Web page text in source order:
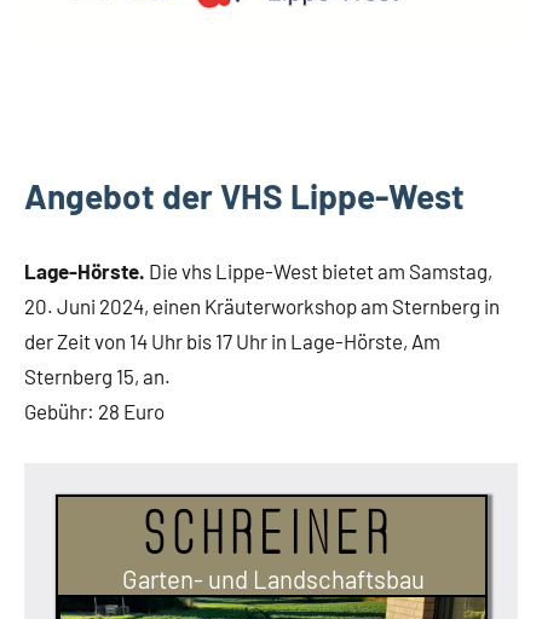
Angebot der VHS Lippe-West
Lage-Hörste. Die vhs Lippe-West bietet am Samstag,
20. Juni 2024, einen Kräuterworkshop am Sternberg in
der Zeit von 14 Uhr bis 17 Uhr in Lage-Hörste, Am
Sternberg 15, an.
Gebühr: 28 Euro
Schreiner
Garten- und Landschaftsbau